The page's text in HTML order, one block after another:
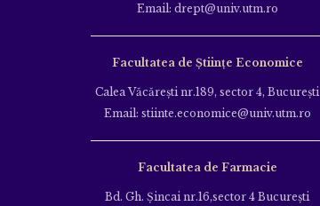
Email: drept@univ.utm.ro
Facultatea de Științe Economice
Calea Văcăreşti nr.189, sector 4, Bucureşti
Email: stiinte.economice@univ.utm.ro
Facultatea de Farmacie
Bd. Gh. Şincai nr.16,sector 4 Bucureşti